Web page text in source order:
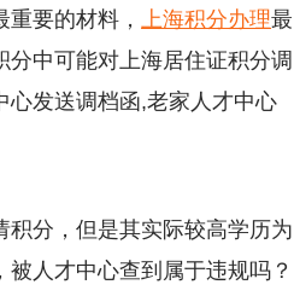
重要的材料，上海积分办理最
中可能对上海居住证积分调
心发送调档函,老家人才中心
分，但是其实际较高学历为
人才中心查到属于违规吗？